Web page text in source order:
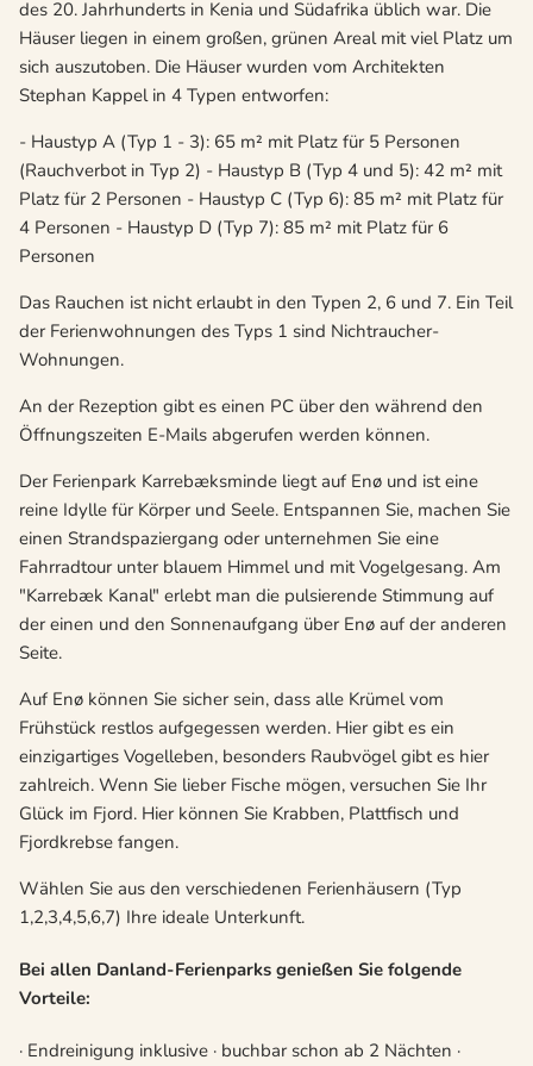
des 20. Jahrhunderts in Kenia und Südafrika üblich war. Die
Häuser liegen in einem großen, grünen Areal mit viel Platz um
sich auszutoben. Die Häuser wurden vom Architekten
Stephan Kappel in 4 Typen entworfen:
- Haustyp A (Typ 1 - 3): 65 m² mit Platz für 5 Personen
(Rauchverbot in Typ 2) - Haustyp B (Typ 4 und 5): 42 m² mit
Platz für 2 Personen - Haustyp C (Typ 6): 85 m² mit Platz für
4 Personen - Haustyp D (Typ 7): 85 m² mit Platz für 6
Personen
Das Rauchen ist nicht erlaubt in den Typen 2, 6 und 7. Ein Teil
der Ferienwohnungen des Typs 1 sind Nichtraucher-
Wohnungen.
An der Rezeption gibt es einen PC über den während den
Öffnungszeiten E-Mails abgerufen werden können.
Der Ferienpark Karrebæksminde liegt auf Enø und ist eine
reine Idylle für Körper und Seele. Entspannen Sie, machen Sie
einen Strandspaziergang oder unternehmen Sie eine
Fahrradtour unter blauem Himmel und mit Vogelgesang. Am
"Karrebæk Kanal" erlebt man die pulsierende Stimmung auf
der einen und den Sonnenaufgang über Enø auf der anderen
Seite.
Auf Enø können Sie sicher sein, dass alle Krümel vom
Frühstück restlos aufgegessen werden. Hier gibt es ein
einzigartiges Vogelleben, besonders Raubvögel gibt es hier
zahlreich. Wenn Sie lieber Fische mögen, versuchen Sie Ihr
Glück im Fjord. Hier können Sie Krabben, Plattfisch und
Fjordkrebse fangen.
Wählen Sie aus den verschiedenen Ferienhäusern (Typ
1,2,3,4,5,6,7) Ihre ideale Unterkunft.
Bei allen Danland-Ferienparks genießen Sie folgende
Vorteile:
· Endreinigung inklusive · buchbar schon ab 2 Nächten ·